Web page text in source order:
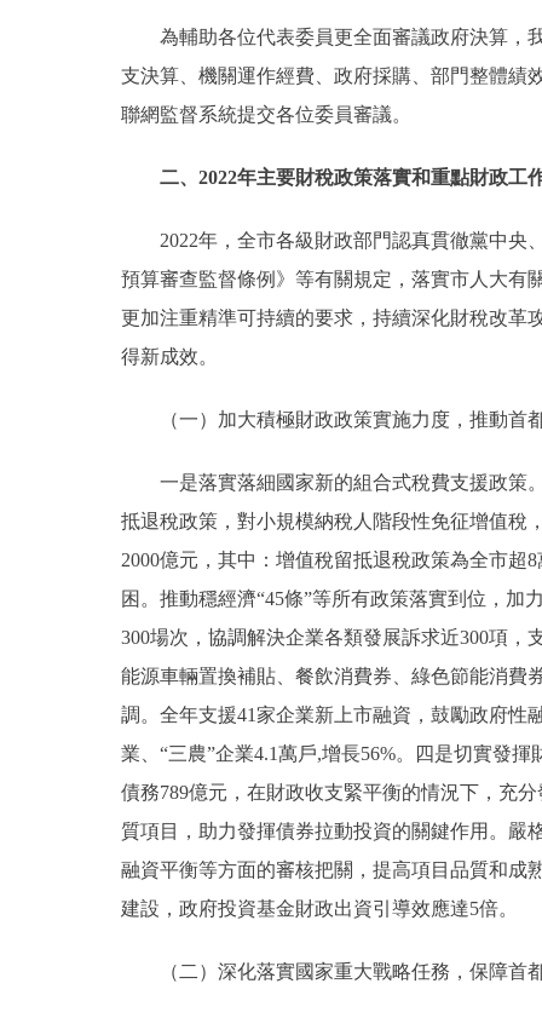
為輔助各位代表委員更全面審議政府決算，我
支決算、機關運作經費、政府採購、部門整體績
聯網監督系統提交各位委員審議。
二、2022年主要財稅政策落實和重點財政工
2022年，全市各級財政部門認真貫徹黨中央
預算審查監督條例》等有關規定，落實市人大有
更加注重精準可持續的要求，持續深化財稅改革
得新成效。
（一）加大積極財政政策實施力度，推動首
一是落實落細國家新的組合式稅費支援政策。
抵退稅政策，對小規模納稅人階段性免征增值稅
2000億元，其中：增值稅留抵退稅政策為全市超
困。推動穩經濟“45條”等所有政策落實到位，
300場次，協調解決企業各類發展訴求近300項
能源車輛置換補貼、餐飲消費券、綠色節能消費
調。全年支援41家企業新上市融資，鼓勵政府性
業、“三農”企業4.1萬戶,增長56%。四是切實發
債務789億元，在財政收支緊平衡的情況下，充
質項目，助力發揮債券拉動投資的關鍵作用。嚴
融資平衡等方面的審核把關，提高項目品質和成
建設，政府投資基金財政出資引導效應達5倍。
（二）深化落實國家重大戰略任務，保障首